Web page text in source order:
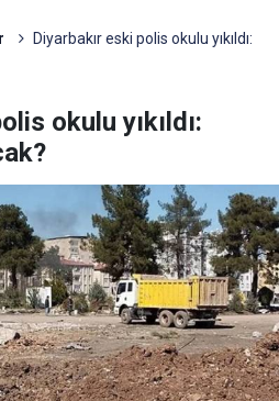
Diyarbakır eski polis okulu yıkıldı:
okulu yıkıldı: